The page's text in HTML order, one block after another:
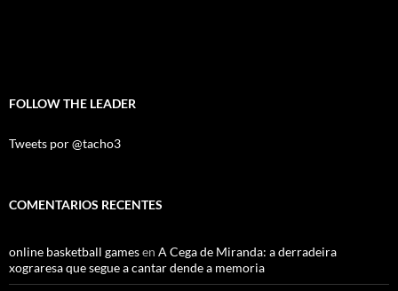
FOLLOW THE LEADER
Tweets por @tacho3
COMENTARIOS RECENTES
online basketball gamesen A Cega de Miranda: a derradeira
xograresa que segue a cantar dende a memoria